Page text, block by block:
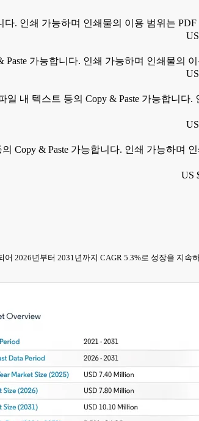
. 인쇄 가능하며 인쇄물의 이용 범위는
가능합니다. 인쇄 가능하며 인쇄물의
내 텍스트 등의 Copy & Paste 가능합니다
Copy & Paste 가능합니다. 인쇄 가능하며
US
2026년부터 2031년까지 CAGR 5.3%로 성장을 지속